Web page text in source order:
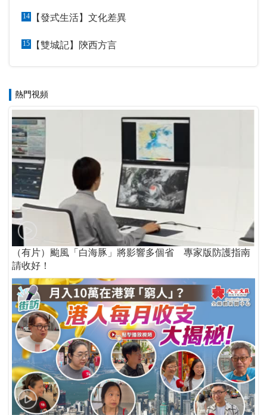
14 【發式生活】文化差異
15 【雙城記】陝西方言
熱門視頻
（有片）颱風「白海豚」將影響多個省 專家版防護指南
請收好！